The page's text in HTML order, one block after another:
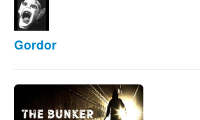
Gordor